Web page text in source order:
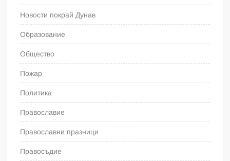
Новости покрай Дунав
Образование
Общество
Пожар
Политика
Православие
Православни празници
Правосъдие